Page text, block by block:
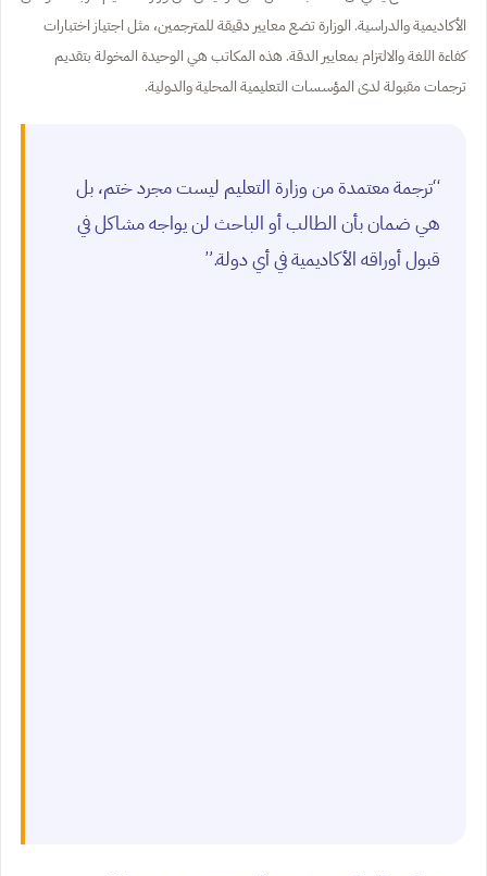
الأكاديمية والدراسية. الوزارة تضع معايير دقيقة للمترجمين، مثل اجتياز اختبارات
كفاءة اللغة والالتزام بمعايير الدقة. هذه المكاتب هي الوحيدة المخولة بتقديم
ترجمات مقبولة لدى المؤسسات التعليمية المحلية والدولية.
“ترجمة معتمدة من وزارة التعليم ليست مجرد ختم، بل
هي ضمان بأن الطالب أو الباحث لن يواجه مشاكل في
قبول أوراقه الأكاديمية في أي دولة.”